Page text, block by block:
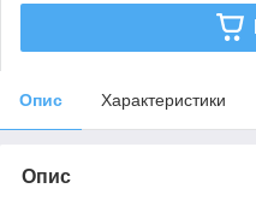
Опис Характеристики
Опис